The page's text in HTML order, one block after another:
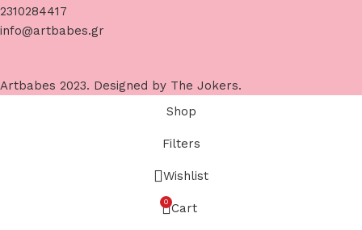
2310284417
info@artbabes.gr
Artbabes 2023. Designed by The Jokers.
Shop
Filters
Wishlist
0 Cart